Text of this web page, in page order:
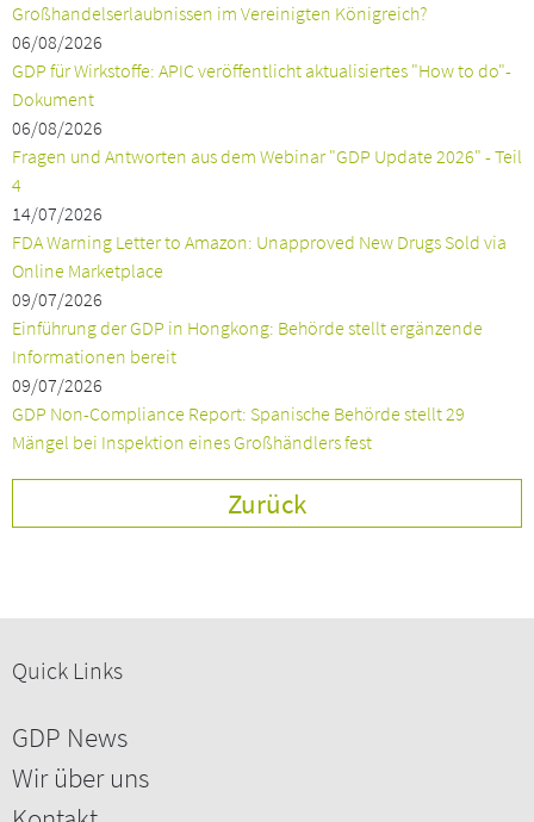
Großhandelserlaubnissen im Vereinigten Königreich?
06/08/2026
GDP für Wirkstoffe: APIC veröffentlicht aktualisiertes "How to do"-
Dokument
06/08/2026
Fragen und Antworten aus dem Webinar "GDP Update 2026" - Teil
4
14/07/2026
FDA Warning Letter to Amazon: Unapproved New Drugs Sold via
Online Marketplace
09/07/2026
Einführung der GDP in Hongkong: Behörde stellt ergänzende
Informationen bereit
09/07/2026
GDP Non-Compliance Report: Spanische Behörde stellt 29
Mängel bei Inspektion eines Großhändlers fest
Zurück
Quick Links
GDP News
Wir über uns